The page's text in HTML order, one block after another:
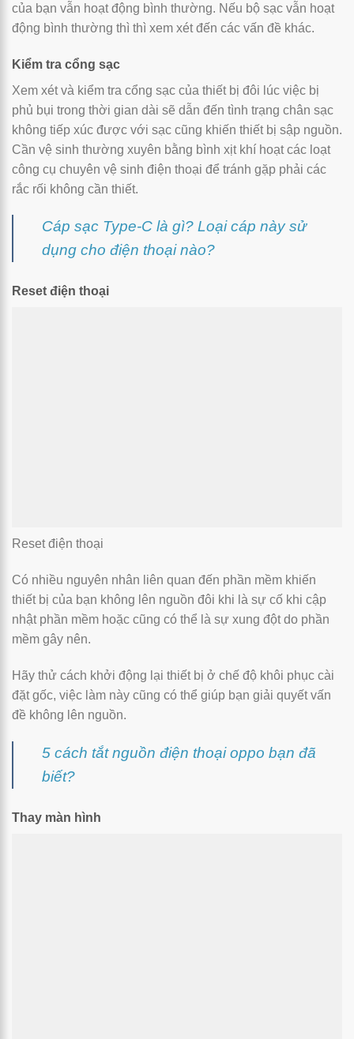
của bạn vẫn hoạt động bình thường. Nếu bộ sạc vẫn hoạt
động bình thường thì thì xem xét đến các vấn đề khác.
Kiểm tra cổng sạc
Xem xét và kiểm tra cổng sạc của thiết bị đôi lúc việc bị
phủ bụi trong thời gian dài sẽ dẫn đến tình trạng chân sạc
không tiếp xúc được với sạc cũng khiến thiết bị sập nguồn.
Cần vệ sinh thường xuyên bằng bình xịt khí hoạt các loạt
công cụ chuyên vệ sinh điện thoại để tránh gặp phải các
rắc rối không cần thiết.
Cáp sạc Type-C là gì? Loại cáp này sử
dụng cho điện thoại nào?
Reset điện thoại
Reset điện thoại
Có nhiều nguyên nhân liên quan đến phần mềm khiến
thiết bị của bạn không lên nguồn đôi khi là sự cố khi cập
nhật phần mềm hoặc cũng có thể là sự xung đột do phần
mềm gây nên.
Hãy thử cách khởi động lại thiết bị ở chế độ khôi phục cài
đặt gốc, việc làm này cũng có thể giúp bạn giải quyết vấn
đề không lên nguồn.
5 cách tắt nguồn điện thoại oppo bạn đã
biết?
Thay màn hình